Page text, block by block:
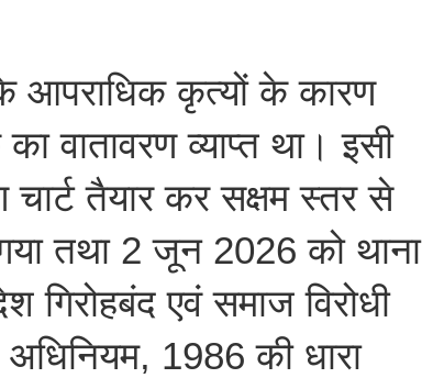
आपराधिक कृत्यों के कारण
वातावरण व्याप्त था। इसी
चार्ट तैयार कर सक्षम स्तर से
तथा 2 जून 2026 को थाना
गिरोहबंद एवं समाज विरोधी
1986 की धारा